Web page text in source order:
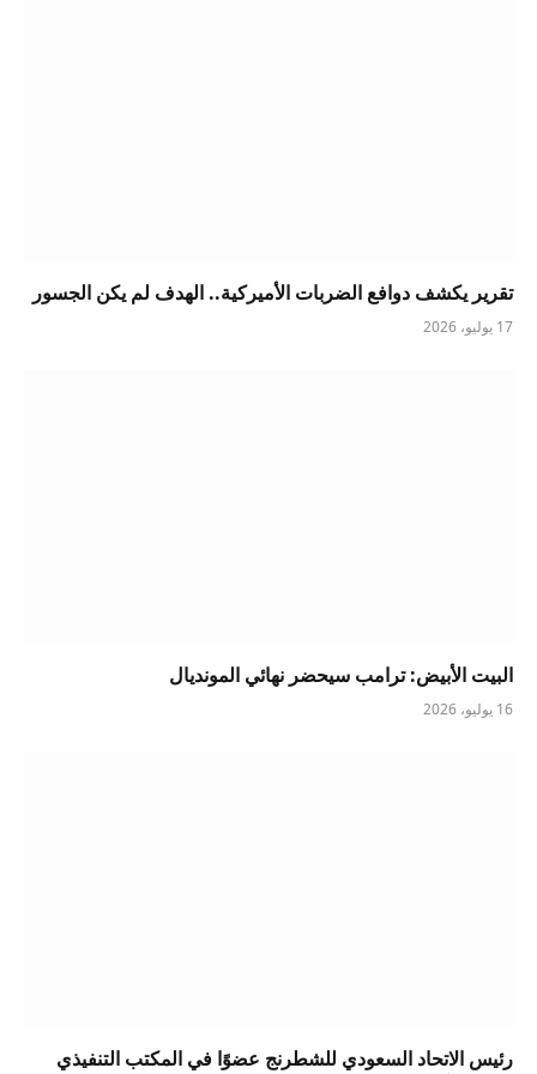
تقرير يكشف دوافع الضربات الأميركية.. الهدف لم يكن الجسور
17 يوليو، 2026
البيت الأبيض: ترامب سيحضر نهائي المونديال
16 يوليو، 2026
رئيس الاتحاد السعودي للشطرنج عضوًا في المكتب التنفيذي